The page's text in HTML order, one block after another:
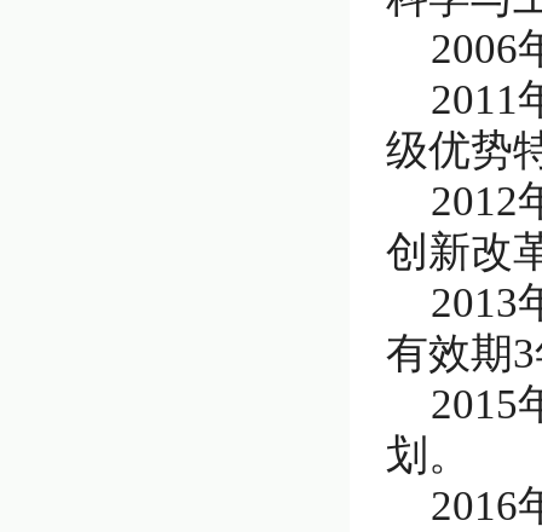
2006
2011
级优势
2012
创新改
2013
有效期
2015
划。
2016